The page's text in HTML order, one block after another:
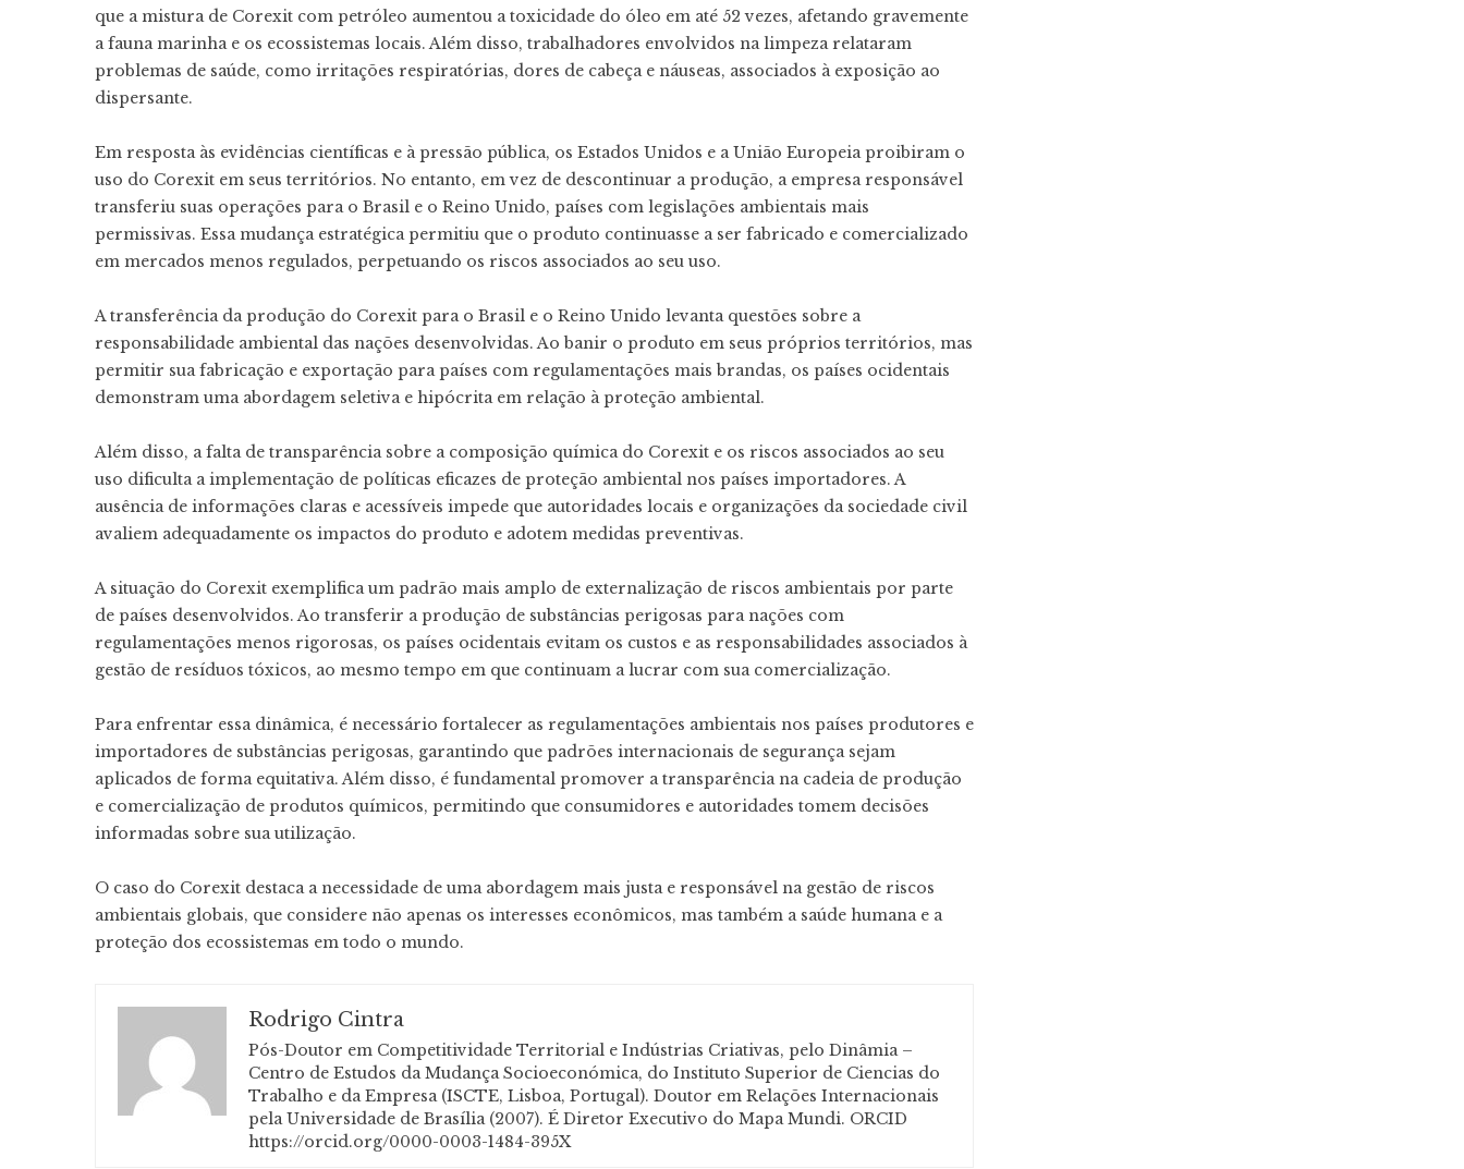
que a mistura de Corexit com petróleo aumentou a toxicidade do óleo em até 52 vezes, afetando gravemente
a fauna marinha e os ecossistemas locais. Além disso, trabalhadores envolvidos na limpeza relataram
problemas de saúde, como irritações respiratórias, dores de cabeça e náuseas, associados à exposição ao
dispersante.
Em resposta às evidências científicas e à pressão pública, os Estados Unidos e a União Europeia proibiram o
uso do Corexit em seus territórios. No entanto, em vez de descontinuar a produção, a empresa responsável
transferiu suas operações para o Brasil e o Reino Unido, países com legislações ambientais mais
permissivas. Essa mudança estratégica permitiu que o produto continuasse a ser fabricado e comercializado
em mercados menos regulados, perpetuando os riscos associados ao seu uso.
A transferência da produção do Corexit para o Brasil e o Reino Unido levanta questões sobre a
responsabilidade ambiental das nações desenvolvidas. Ao banir o produto em seus próprios territórios, mas
permitir sua fabricação e exportação para países com regulamentações mais brandas, os países ocidentais
demonstram uma abordagem seletiva e hipócrita em relação à proteção ambiental.
Além disso, a falta de transparência sobre a composição química do Corexit e os riscos associados ao seu
uso dificulta a implementação de políticas eficazes de proteção ambiental nos países importadores. A
ausência de informações claras e acessíveis impede que autoridades locais e organizações da sociedade civil
avaliem adequadamente os impactos do produto e adotem medidas preventivas.
A situação do Corexit exemplifica um padrão mais amplo de externalização de riscos ambientais por parte
de países desenvolvidos. Ao transferir a produção de substâncias perigosas para nações com
regulamentações menos rigorosas, os países ocidentais evitam os custos e as responsabilidades associados à
gestão de resíduos tóxicos, ao mesmo tempo em que continuam a lucrar com sua comercialização.
Para enfrentar essa dinâmica, é necessário fortalecer as regulamentações ambientais nos países produtores e
importadores de substâncias perigosas, garantindo que padrões internacionais de segurança sejam
aplicados de forma equitativa. Além disso, é fundamental promover a transparência na cadeia de produção
e comercialização de produtos químicos, permitindo que consumidores e autoridades tomem decisões
informadas sobre sua utilização.
O caso do Corexit destaca a necessidade de uma abordagem mais justa e responsável na gestão de riscos
ambientais globais, que considere não apenas os interesses econômicos, mas também a saúde humana e a
proteção dos ecossistemas em todo o mundo.
Rodrigo Cintra
Pós-Doutor em Competitividade Territorial e Indústrias Criativas, pelo Dinâmia –
Centro de Estudos da Mudança Socioeconómica, do Instituto Superior de Ciencias do
Trabalho e da Empresa (ISCTE, Lisboa, Portugal). Doutor em Relações Internacionais
pela Universidade de Brasília (2007). É Diretor Executivo do Mapa Mundi. ORCID
https://orcid.org/0000-0003-1484-395X